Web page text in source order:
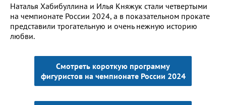
Наталья Хабибуллина и Илья Княжук стали четвертыми
на чемпионате России 2024, а в показательном прокате
представили трогательную и очень нежную историю
любви.
Смотреть короткую программу
фигуристов на чемпионате России 2024